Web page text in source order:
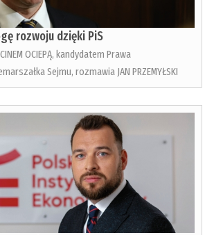
rozwoju dzięki PiS
OCIEPĄ, kandydatem Prawa
Sejmu, rozmawia JAN PRZEMYŁSKI